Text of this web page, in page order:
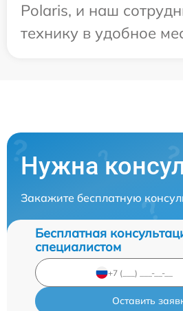
Polaris, и наш
технику в удобное
Нужна
Закажите бесплатную
Бесплатная
специалистом
Оставить